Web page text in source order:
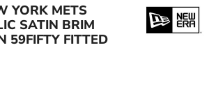
YORK METS
SATIN BRIM
59FIFTY FITTED